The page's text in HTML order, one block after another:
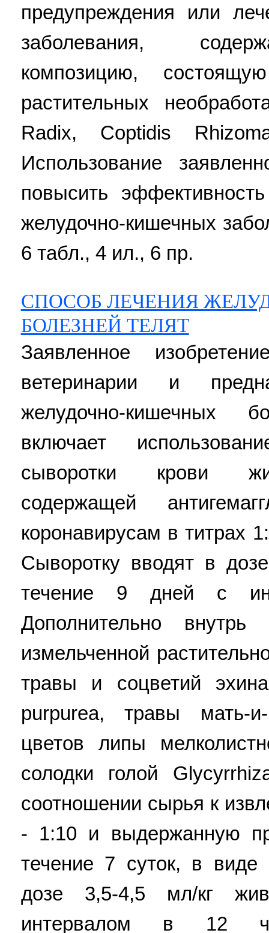
предупреждения или
заболевания,
композицию,
растительных
Radix, Coptidis
Использование
повысить
желудочно-кишечных
6 табл., 4 ил., 6 пр.
СПОСОБ ЛЕЧЕНИЯ
БОЛЕЗНЕЙ ТЕЛЯТ
Заявленное
ветеринарии и
желудочно-кишечных
включает
сыворотки крови
содержащей
коронавирусам в титрах
Сыворотку вводят в
течение 9 дней с
Дополнительно
измельченной
травы и соцветий
purpurea, травы мать-
цветов липы
солодки голой
соотношении сырья к
- 1:10 и выдержанную
течение 7 суток, в виде
дозе 3,5-4,5 мл/кг
интервалом в 12